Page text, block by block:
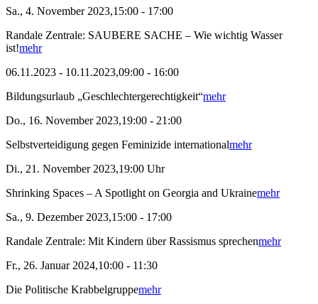
Sa., 4. November 2023,15:00 - 17:00
Randale Zentrale: SAUBERE SACHE – Wie wichtig Wasser
ist!mehr
06.11.2023 - 10.11.2023,09:00 - 16:00
Bildungsurlaub „Geschlechtergerechtigkeit“mehr
Do., 16. November 2023,19:00 - 21:00
Selbstverteidigung gegen Feminizide internationalmehr
Di., 21. November 2023,19:00 Uhr
Shrinking Spaces – A Spotlight on Georgia and Ukrainemehr
Sa., 9. Dezember 2023,15:00 - 17:00
Randale Zentrale: Mit Kindern über Rassismus sprechenmehr
Fr., 26. Januar 2024,10:00 - 11:30
Die Politische Krabbelgruppemehr